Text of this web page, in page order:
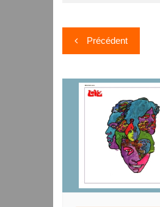
Navigation
de
l’article
Précédent